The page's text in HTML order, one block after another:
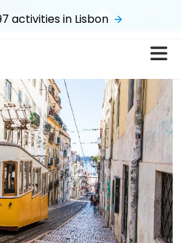
$
activities in Lisbon